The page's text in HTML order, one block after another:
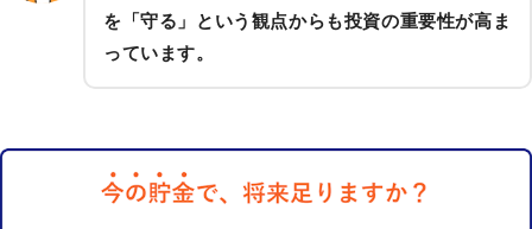
を「守る」という観点からも投資の重要性が高ま
っています。